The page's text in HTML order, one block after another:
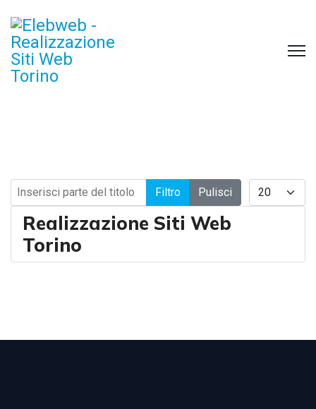
Inserisci parte del titolo Filtro Pulisci Visualizza #
Realizzazione Siti Web
Torino